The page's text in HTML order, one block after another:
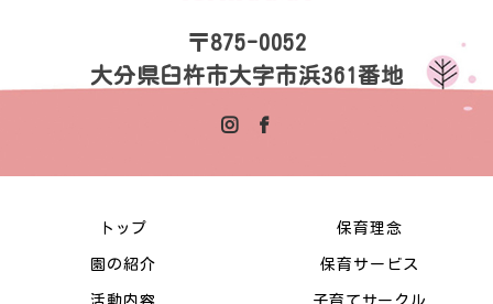
〒875-0052
大分県臼杵市大字市浜361番地
トップ 保育理念
園の紹介 保育サービス
活動内容 子育てサークル